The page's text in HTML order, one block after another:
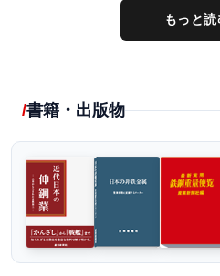
もっと読
書籍・出版物